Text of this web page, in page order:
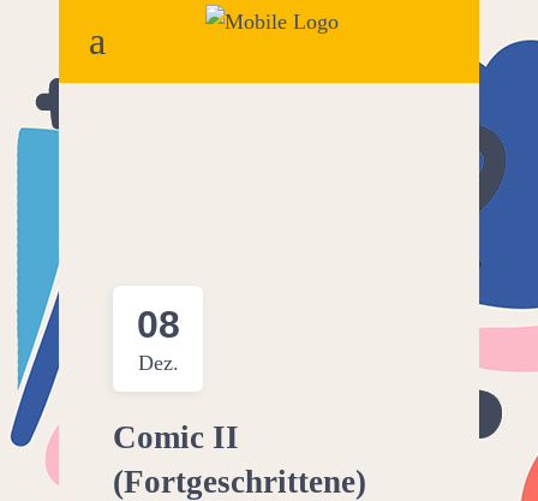
08
Dez.
Comic II
(Fortgeschrittene)